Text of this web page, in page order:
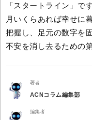
「スタートライン」で
月いくらあれば幸せに
把握し、足元の数字を
不安を消し去るための
著者
ACNコラム編集部
編集者